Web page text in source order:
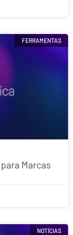
FERRAMENTAS
Marcas
NOTÍCIAS